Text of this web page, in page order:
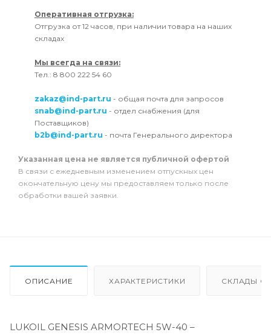
Оперативная отгрузка:
Отгрузка от 12 часов, при наличии товара на наших
складах
Мы всегда на связи:
Тел.: 8 800 222 54 60
zakaz@ind-part.ru - общая почта для запросов
snab@ind-part.ru - отдел снабжения (для
Поставщиков)
b2b@ind-part.ru - почта Генерального директора
Указанная цена не является публичной офертой
В связи с ежедневным изменением отпускных цен
окончательную цену мы предоставляем только после
обработки вашей заявки.
ОПИСАНИЕ ХАРАКТЕРИСТИКИ СКЛАДЫ
LUKOIL GENESIS ARMORTECH 5W-40 –